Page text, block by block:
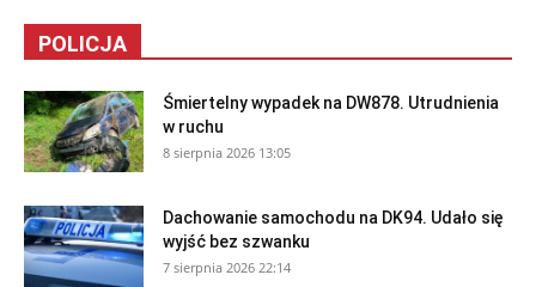
POLICJA
Śmiertelny wypadek na DW878. Utrudnienia
w ruchu
8 sierpnia 2026 13:05
Dachowanie samochodu na DK94. Udało się
wyjść bez szwanku
7 sierpnia 2026 22:14